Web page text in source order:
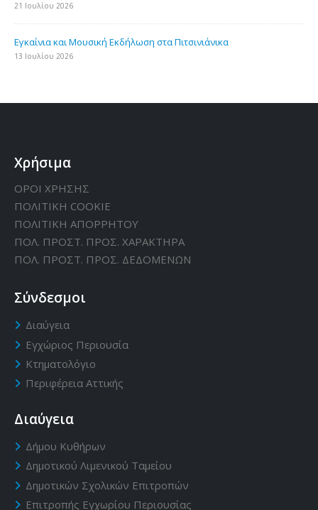
21 Ιουλίου 2026
Εγκαίνια και Μουσική Εκδήλωση στα Πιτσινιάνικα
13 Ιουλίου 2026
Χρήσιμα
ΟΡΟΙ ΧΡΗΣΗΣ
ΠΟΛΙΤΙΚΗ CΟΟΚΙΕ
ΠΟΛΙΤΙΚΗ ΑΠΟΡΡΗΤΟΥ
ΠΟΛ. ΠΡΟΣΤ. ΠΡΟΣ. ΧΑΡΑΚΤΗΡΑ
ΠΟΛ. ΠΡΟΣΤ. ΠΡΟΣ. ΔΕΔΟΜΕΝΩΝ
Σύνδεσμοι
Διαύγεια
Εγχώριος Περιουσία
Κτηματολόγιο
Περιφέρεια Αττικής
Διαύγεια
Δήμου Κυθήρων
Δημοτικού Λιμενικού Ταμείου
Δημοτικών Σχολικών Επιτροπών
Επιτροπής Εγχωρίου Περιουσίας